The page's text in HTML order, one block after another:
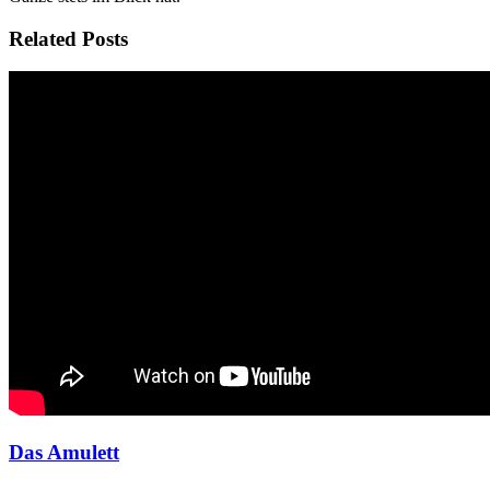
Related Posts
Das Amulett